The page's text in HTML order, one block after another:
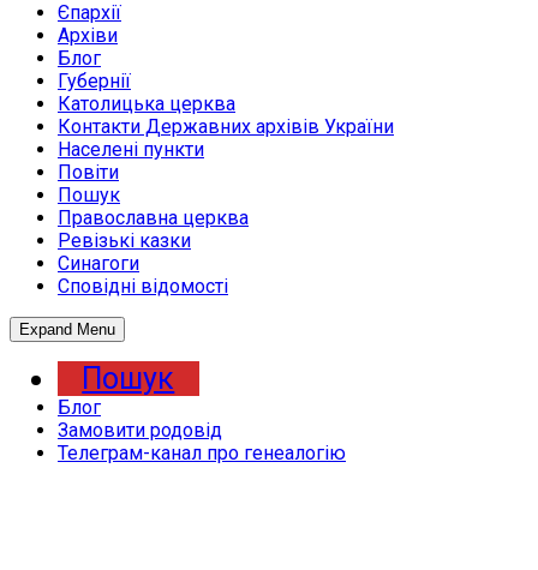
Єпархії
Архіви
Блог
Губернії
Католицька церква
Контакти Державних архівів України
Населені пункти
Повіти
Пошук
Православна церква
Ревізькі казки
Синагоги
Сповідні відомості
Expand Menu
Пошук
Блог
Замовити родовід
Телеграм-канал про генеалогію